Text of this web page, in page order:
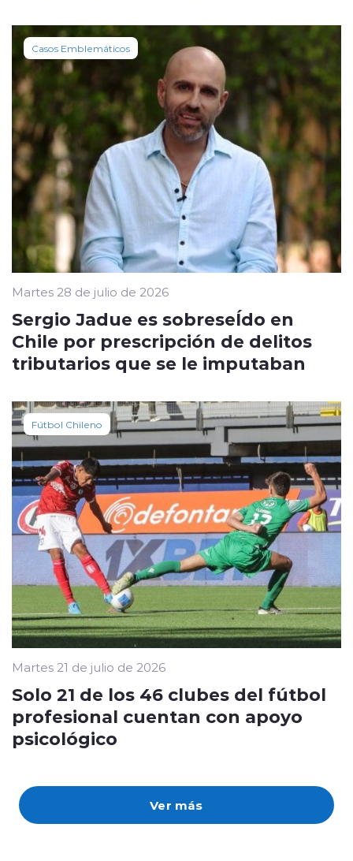
Ver más
Casos Emblemáticos
Martes 28 de julio de 2026
Sergio Jadue es sobreseÍdo en
Chile por prescripción de delitos
tributarios que se le imputaban
Fútbol Chileno
Martes 21 de julio de 2026
Solo 21 de los 46 clubes del fútbol
profesional cuentan con apoyo
psicológico